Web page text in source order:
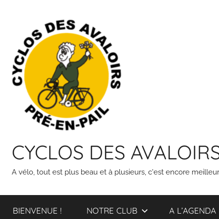
content
CYCLOS DES
A vélo, tout est plus beau et à plusieurs, c'est encore
BIENVENUE ! NOTRE CLUB A L’AGENDA